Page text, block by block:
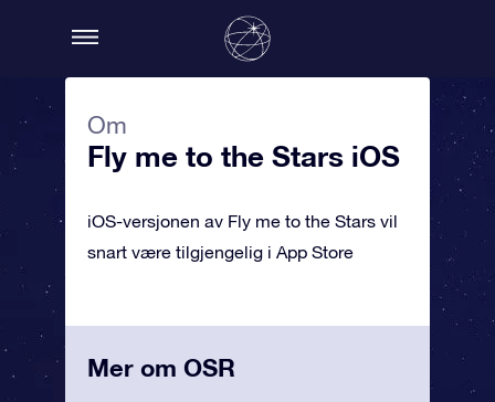
Om
Fly me to the Stars iOS
iOS-versjonen av Fly me to the Stars vil
snart være tilgjengelig i App Store
Mer om OSR